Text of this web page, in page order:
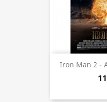
Iron Man 2 -